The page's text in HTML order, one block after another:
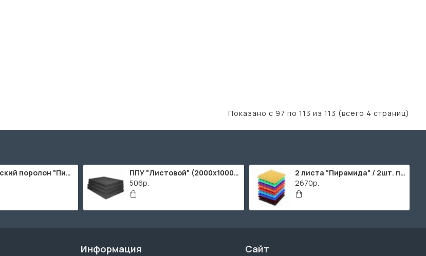
Показано с 97 по 113 из 113 (всего 4 страниц)
Акустический поролон "Пирамида" / 2000х1000мм
ППУ "Листовой" (2000х1000мм)
506р.
2 листа "Пирамида" / 2шт. по 2000х1000мм
2670р.
Информация Сайт